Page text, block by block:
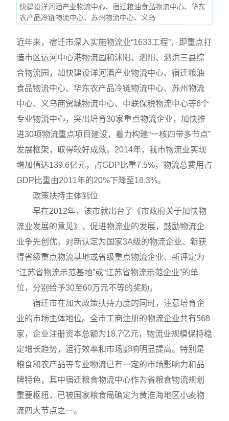
快建设洋河酒产业物流中心、宿迁粮油食品物流中心、华东
农产品冷链物流中心、苏州物流中心、义乌
近年来，宿迁市深入实施物流业“1633工程”，即重点打
造市区运河中心港物流园和沭阳、泗阳、泗洪三县综
合物流园，加快建设洋河酒产业物流中心、宿迁粮油
食品物流中心、华东农产品冷链物流中心、苏州物流
中心、义乌商贸城物流中心、中联保税物流中心等6个
专业物流中心，突出培育30家重点物流企业，加快推
进30项物流重点项目建设，着力构建“一核四带多节点”
发展框架，取得较好成效。2014年，我市物流业实现
增加值达139.6亿元，占GDP比重7.5%，物流总费用占
GDP比重由2011年的20%下降至18.3%。
政策扶持主体到位
早在2012年，该市就出台了《市政府关于加快物
流业发展的意见》，促进物流业的发展，鼓励物流企
业争先创优。对新认定为国家3A级的物流企业、新获
得省级重点物流基地或省级重点物流企业、新评定为
“江苏省物流示范基地”或“江苏省物流示范企业”的单
位，分别给予30至60万元不等的奖励。
宿迁市在加大政策扶持力度的同时，注意培育企
业的市场主体地位。全市工商注册的物流企业共有568
家，企业注册资本总额为18.7亿元，物流业规模保持稳
定增长趋势，运行效率和市场影响明显提高。特别是
粮食和农产品等专业物流已有一定的市场影响力和品
牌特色，其中宿迁粮食物流中心作为省粮食物流规划
重要枢纽，已被国家粮食局确定为黄淮海地区小麦物
流四大节点之一。